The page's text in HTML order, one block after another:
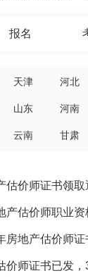
报名
天津 河北
山东 河南
云南 甘肃
估价师证书领取
产估价师职业
房地产估价师证
价师证书已发